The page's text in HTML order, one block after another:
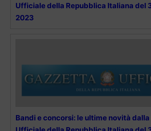
Ufficiale della Repubblica Italiana del
2023
Bandi e concorsi: le ultime novità